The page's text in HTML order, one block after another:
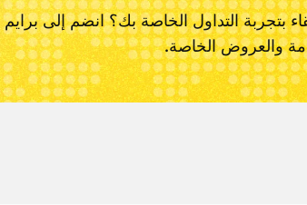
بتجربة التداول الخاصة بك؟ انضم إلى
والعروض الخاصة.